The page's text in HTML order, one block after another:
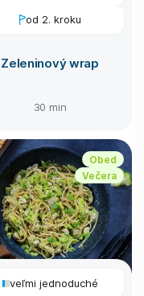
od 2. kroku
Zeleninový wrap
30 min
Obed
Večera
veľmi jednoduché